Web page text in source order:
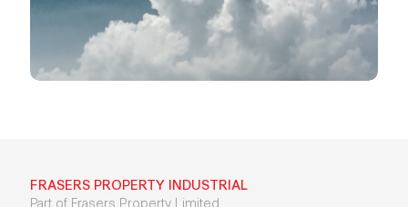
FRASERS PROPERTY INDUSTRIAL
Part of Frasers Property Limited